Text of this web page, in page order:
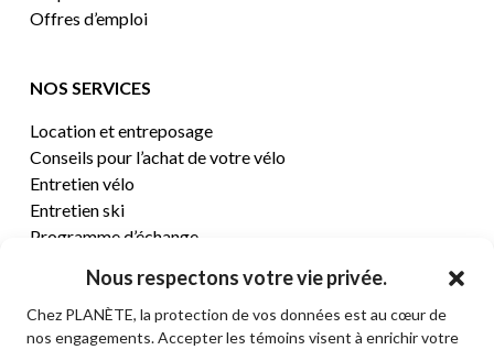
Nous respectons votre vie privée.
Chez PLANÈTE, la protection de vos données est au cœur de
nos engagements. Accepter les témoins visent à enrichir votre
Offres d’emploi
NOS SERVICES
Location et entreposage
Conseils pour l’achat de votre vélo
Entretien vélo
Entretien ski
Programme d’échange
CENTRE D’AIDE